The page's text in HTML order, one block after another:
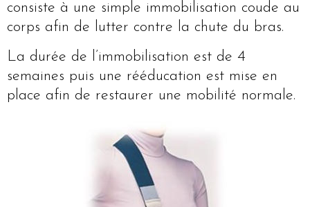
consiste à une simple immobilisation coude au
corps afin de lutter contre la chute du bras.
La durée de l’immobilisation est de 4
semaines puis une rééducation est mise en
place afin de restaurer une mobilité normale.